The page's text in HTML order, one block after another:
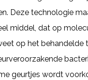
Deze technologie
middel, dat op
op het
geurtjes wordt